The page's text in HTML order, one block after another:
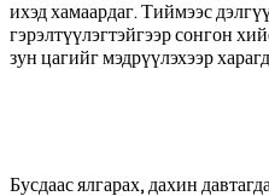
ихэд хамаардаг. Тиймээс
гэрэлтүүлэгтэйгээр сонгон
зун цагийг мэдрүүлэхээр
Бусдаас ялгарах, дахин